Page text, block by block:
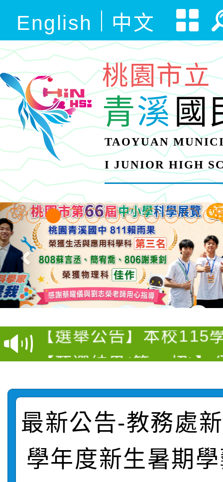
English 中文
桃園市立
青溪國
TAOYUAN
I JUNIOR HIGH
衛生福利部疾病管制署
月3日至9月21日辦理
用，防疫一體齊行動」
動
推廣本市公共運輸服務
屬員工、師生及家長
「我的減碳存摺2.0」
【選舉公告】本校115
評審委員會」及「教師
員會」之票選委員選舉
【甄選結果(第13招)】
學年度第1學期第7次代
結果(第13招)
【甄選結果(第5招)】
學年度第1學期第9次代
【甄選結果(第4招)】
結果(第4招)
學年度第1學期第7次代
轉知：桃園市115學年
最新公告-教務處
學年度新生暑期